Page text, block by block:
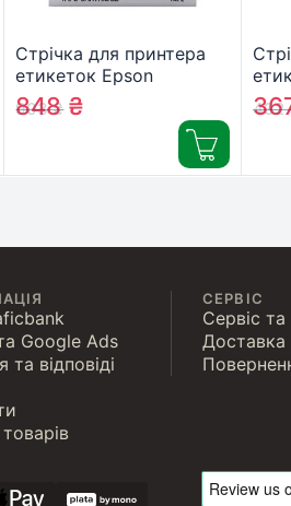
Стрічка для принтера
етикеток Epson
LK5YBW (C53S655010)
903₴
848₴
D-
432
Google Ads
та відповіді
СЕРВІС
Сервіс та
Доставка